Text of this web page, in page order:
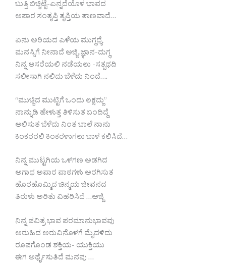
ಬುತ್ತಿ ಬಿಚ್ಚಿಟ್ಟೆ-ಎನ್ನದೆಯೊಳ ಭಾವದ
ಅಪಾರ ಸಂತೃಪ್ತಿ ತೃಪ್ತಿಯ ತಾಣವಾದೆ…
ಏನು ಅರಿಯದ ಎಳೆಯ ಮುಗ್ಧಧ್ಯೆ
ಮನಸ್ಸಿಗೆ ನೀನಾದೆ ಅಜ್ಜಿ..ಜ್ಞಾನ-ದುಗ್ಧ
ನಿನ್ನ ಆಸರೆಯಲಿ ನಡೆಯಲು -ಸತ್ಪಥದಿ
ಸಲೀಸಾಗಿ ನಲಿದು ಬೆಳೆದು ನಿಂದೆ….
“ಮುಚ್ಚಿದ ಮುಟ್ಟಿಗೆ ಒಂದು ಲಕ್ಷದ್ದು”
ನಾನ್ನುಡಿ ಹೇಳುತ್ತ ತಿಳಿಸುತ ಬಂದಿದ್ದೆ
ಆಲಿಸುತ ಬೆಳೆದು ನಿಂತ ಬಾಲೆ ನಾನು
ಕಿಂಕರರಲಿ ಕಿಂಕರಳಾಗಲು ಬಾಳ ಕಲಿಸಿದೆ…
ನಿನ್ನ ಮುಟ್ಟಗಿಯ ಒಳಗಣ ಅಡಗಿದ
ಅಗಾಧ ಅಪಾರ ಪಾಠಗಳು ಅರಗಿಸುತ
ಹೊರಹೊಮ್ಮಿದ ಚಿನ್ಮಯ ಜೀವನದ
ತಿರುಳು ಅರಿತು ವಿಹರಿಸಿದೆ …ಅಜ್ಜಿ
ನಿನ್ನ ಪವಿತ್ರ ಭಾವ ಪರಮಾನುಭಾವವು
ಅರುಹಿದ ಅರುವಿನೊಳಗೆ ಮೈದಳಿದು
ರೂಪಗೊಂಡ ಶಕ್ತಿಯ- ಯುಕ್ತಿಯು
ಈಗ ಅರ್ಥೈಸುತಿದೆ ಮನವು …